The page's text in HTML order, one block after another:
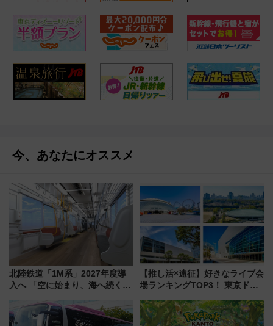
今、あなたにオススメ
北陸鉄道「1M系」2027年度導
入へ 「空に始まり、海へ続く」
神秘的なデザイン
【推し活×遠征】好きなライブ会
場ランキングTOP3！ 東京ドー
由と交通アクセス術、ライブ会
場に何を求める？